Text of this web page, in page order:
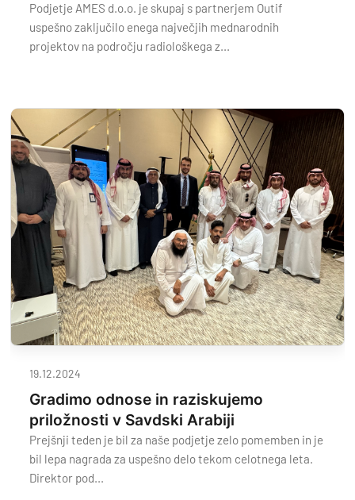
Podjetje AMES d.o.o. je skupaj s partnerjem Outif
uspešno zaključilo enega največjih mednarodnih
projektov na področju radiološkega z...
19.12.2024
Gradimo odnose in raziskujemo
priložnosti v Savdski Arabiji
Prejšnji teden je bil za naše podjetje zelo pomemben in je
bil lepa nagrada za uspešno delo tekom celotnega leta.
Direktor pod...